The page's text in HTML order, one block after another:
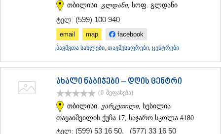
თბილისი. გლდანი, სოფ. გლდანი
ტელ: (599) 100 940
email map facebook
ბავშვთა სახლები, თავშესაფრები, ცენტრები
ახალი ნაბიჯები – დღის ცენტრი
(0 შეფასება)
თბილისი. ვარკეთილი, სესილია
თაყაიშვილის ქუჩა 17, საჯარო სკოლა #180
ტელ: (599) 53 16 50, (577) 33 16 50